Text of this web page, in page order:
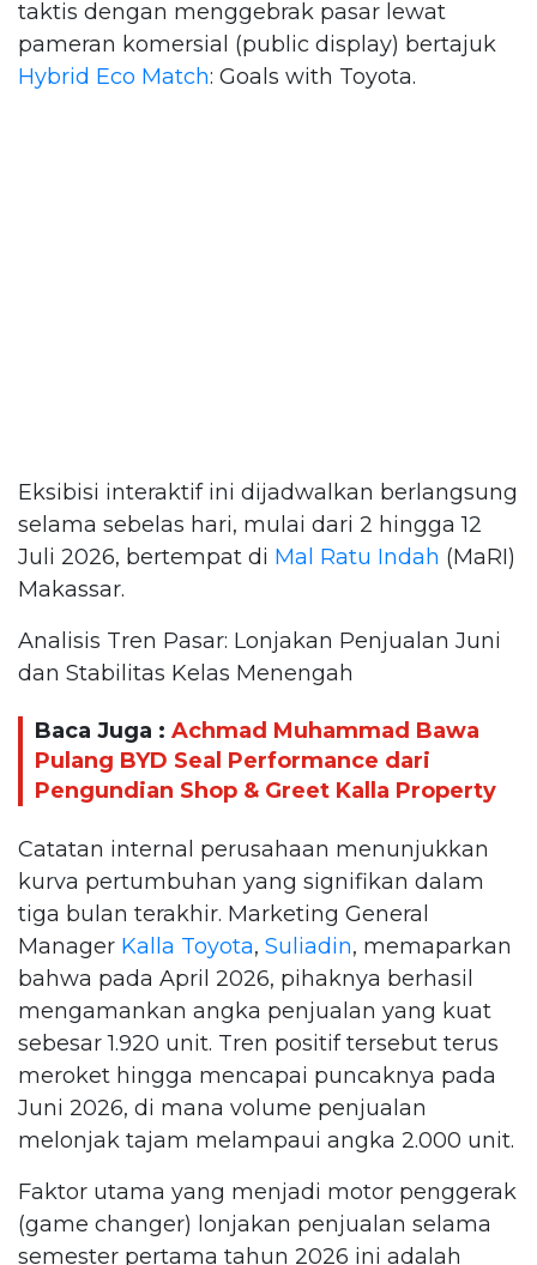
taktis dengan menggebrak pasar lewat
pameran komersial (public display) bertajuk
Hybrid Eco Match: Goals with Toyota.
Eksibisi interaktif ini dijadwalkan berlangsung
selama sebelas hari, mulai dari 2 hingga 12
Juli 2026, bertempat di Mal Ratu Indah (MaRI)
Makassar.
Analisis Tren Pasar: Lonjakan Penjualan Juni
dan Stabilitas Kelas Menengah
Baca Juga : Achmad Muhammad Bawa
Pulang BYD Seal Performance dari
Pengundian Shop & Greet Kalla Property
Catatan internal perusahaan menunjukkan
kurva pertumbuhan yang signifikan dalam
tiga bulan terakhir. Marketing General
Manager Kalla Toyota, Suliadin, memaparkan
bahwa pada April 2026, pihaknya berhasil
mengamankan angka penjualan yang kuat
sebesar 1.920 unit. Tren positif tersebut terus
meroket hingga mencapai puncaknya pada
Juni 2026, di mana volume penjualan
melonjak tajam melampaui angka 2.000 unit.
Faktor utama yang menjadi motor penggerak
(game changer) lonjakan penjualan selama
semester pertama tahun 2026 ini adalah